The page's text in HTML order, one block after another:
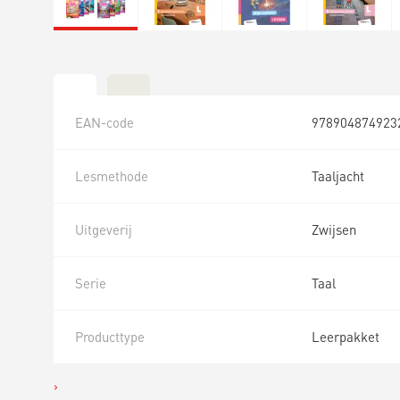
EAN-code
Lesmethode Taaljacht
Uitgeverij Zwijsen
Serie Taal
Producttype Leerpakket